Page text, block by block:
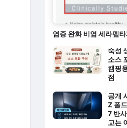
염증 완화 비염 세라펩
숙성
소스
캠핑
점
공개
Z 폴
7 반
교는